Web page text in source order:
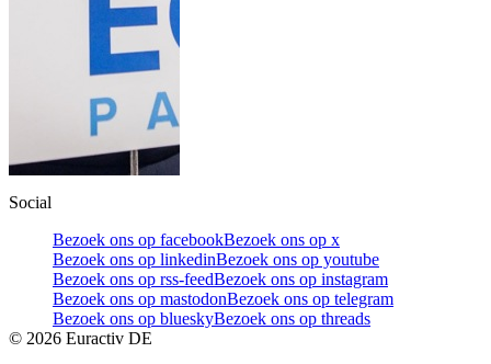
Social
Bezoek ons op facebookBezoek ons op x
Bezoek ons op linkedinBezoek ons op youtube
Bezoek ons op rss-feedBezoek ons op instagram
Bezoek ons op mastodonBezoek ons op telegram
Bezoek ons op blueskyBezoek ons op threads
© 2026 Euractiv DE